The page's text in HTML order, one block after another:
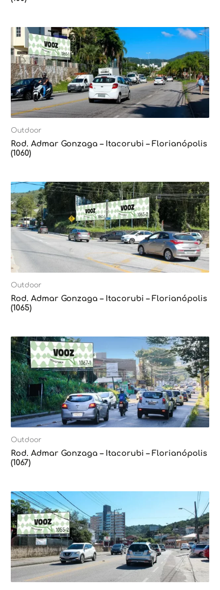
Outdoor
Rod. Admar Gonzaga – Itacorubi – Florianópolis
(1060)
Outdoor
Rod. Admar Gonzaga – Itacorubi – Florianópolis
(1065)
Outdoor
Rod. Admar Gonzaga – Itacorubi – Florianópolis
(1067)